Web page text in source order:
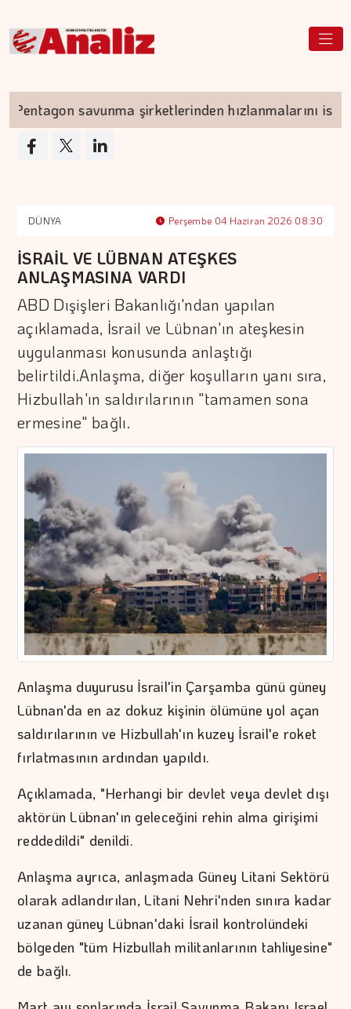
savunma şirketlerinden hızlanmalarını istedi
DÜNYA Perşembe 04 Haziran 2026 08:30
İSRAİL VE LÜBNAN ATEŞKES
ANLAŞMASINA VARDI
ABD Dışişleri Bakanlığı'ndan yapılan
açıklamada, İsrail ve Lübnan'ın ateşkesin
uygulanması konusunda anlaştığı
belirtildi.Anlaşma, diğer koşulların yanı sıra,
Hizbullah'ın saldırılarının "tamamen sona
ermesine" bağlı.
Anlaşma duyurusu İsrail'in Çarşamba günü güney
Lübnan'da en az dokuz kişinin ölümüne yol açan
saldırılarının ve Hizbullah'ın kuzey İsrail'e roket
fırlatmasının ardından yapıldı.
Açıklamada, "Herhangi bir devlet veya devlet dışı
aktörün Lübnan'ın geleceğini rehin alma girişimi
reddedildi" denildi.
Anlaşma ayrıca, anlaşmada Güney Litani Sektörü
olarak adlandırılan, Litani Nehri'nden sınıra kadar
uzanan güney Lübnan'daki İsrail kontrolündeki
bölgeden "tüm Hizbullah militanlarının tahliyesine"
de bağlı.